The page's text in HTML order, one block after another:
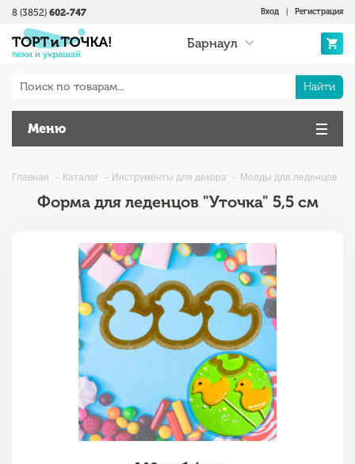
Вход Регистрация
Барнаул
8 (3852) 602-747
Найти
Меню
Главная Каталог Инструменты для декора Молды для леденцов
Форма для леденцов "Уточка" 5,5 см